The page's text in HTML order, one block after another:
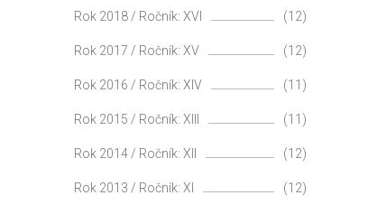
Rok 2018 / Ročník: XVI (12)
Rok 2017 / Ročník: XV (12)
Rok 2016 / Ročník: XIV (11)
Rok 2015 / Ročník: XIII (11)
Rok 2014 / Ročník: XII (12)
Rok 2013 / Ročník: XI (12)